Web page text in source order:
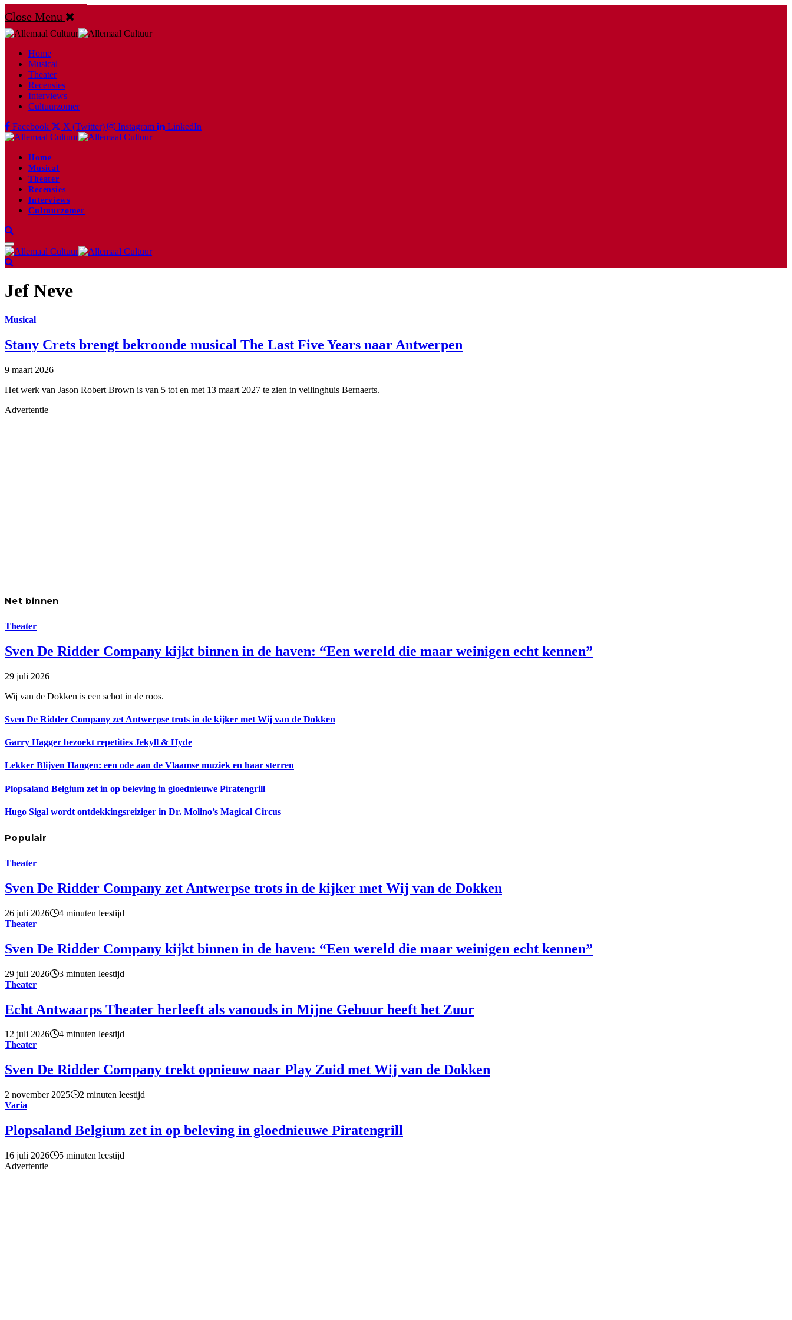
Close Menu
Home
Musical
Theater
Recensies
Interviews
Cultuurzomer
Facebook
X (Twitter) Instagram LinkedIn
Home
Musical
Theater
Recensies
Interviews
Cultuurzomer
Jef Neve
Musical
Stany Crets brengt bekroonde musical The Last Five Years naar Antwerpen
9 maart 2026
Het werk van Jason Robert Brown is van 5 tot en met 13 maart 2027 te zien in veilinghuis Bernaerts.
Advertentie
Net binnen
Theater
Sven De Ridder Company kijkt binnen in de haven: “Een wereld die maar weinigen echt kennen”
29 juli 2026
Wij van de Dokken is een schot in de roos.
Sven De Ridder Company zet Antwerpse trots in de kijker met Wij van de Dokken
Garry Hagger bezoekt repetities Jekyll & Hyde
Lekker Blijven Hangen: een ode aan de Vlaamse muziek en haar sterren
Plopsaland Belgium zet in op beleving in gloednieuwe Piratengrill
Hugo Sigal wordt ontdekkingsreiziger in Dr. Molino’s Magical Circus
Populair
Theater
Sven De Ridder Company zet Antwerpse trots in de kijker met Wij van de Dokken
26 juli 2026
4 minuten leestijd
Theater
Sven De Ridder Company kijkt binnen in de haven: “Een wereld die maar weinigen echt kennen”
29 juli 2026
3 minuten leestijd
Theater
Echt Antwaarps Theater herleeft als vanouds in Mijne Gebuur heeft het Zuur
12 juli 2026
4 minuten leestijd
Theater
Sven De Ridder Company trekt opnieuw naar Play Zuid met Wij van de Dokken
2 november 2025
2 minuten leestijd
Varia
Plopsaland Belgium zet in op beleving in gloednieuwe Piratengrill
16 juli 2026
5 minuten leestijd
Advertentie